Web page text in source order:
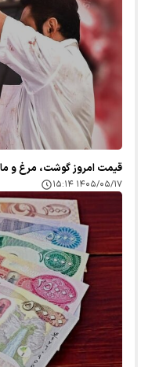
قیمت امروز گوشت، مرغ و
۱۴۰۵/۰۵/۱۷ ۱۵:۱۴